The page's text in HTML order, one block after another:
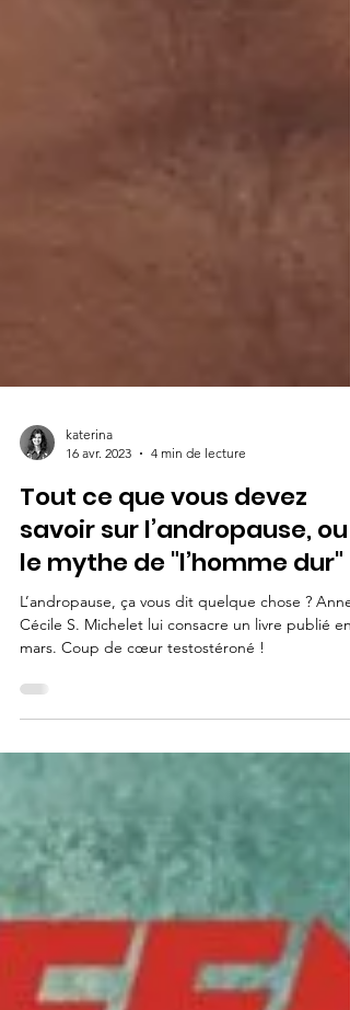
katerina
16 avr. 2023
4 min de lecture
Tout ce que vous devez
savoir sur l’andropause, ou
le mythe de "l’homme dur"
L’andropause, ça vous dit quelque chose ? Anne-
Cécile S. Michelet lui consacre un livre publié en